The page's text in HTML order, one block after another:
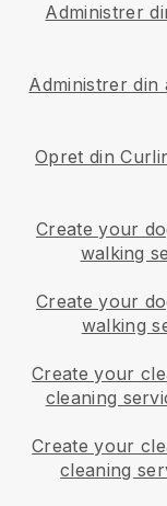
Administrer
Administrer din
Opret din
Create your
walking
Create your
walking
Create your
cleaning
Create your
cleaning